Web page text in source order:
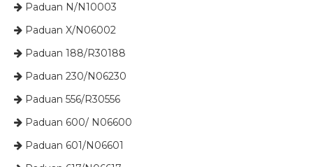
 ​​​​​​​​ Paduan N/N10003
 ​​​​​​​​ Paduan X/N06002
 ​​​​​​​​ Paduan 188/R30188
 ​​​​​​​ Paduan 230/N06230
 ​​​​​​​ Paduan 556/R30556
 ​​​​​​​​ Paduan 600/ N06600
 ​​​​​​​​ Paduan 601/N06601